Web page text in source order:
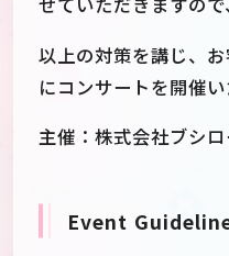
以上の対策を講じ、
にコンサートを開催い
主催：株式会社ブシ
Event